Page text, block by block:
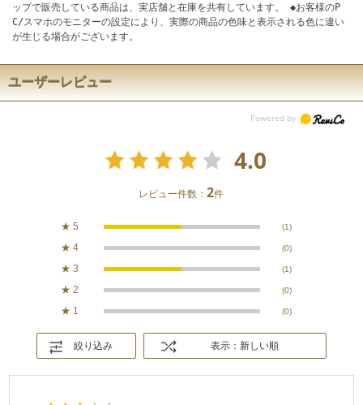
ップで販売している商品は、実店舗と在庫を共有しています。 ◆お客様のP
C/スマホのモニターの設定により、実際の商品の色味と表示される色に違い
が生じる場合がございます。
ユーザーレビュー
4.0
レビュー件数：2件
★ 5 (1)
★ 4 (0)
★ 3 (1)
★ 2 (0)
★ 1 (0)
絞り込み 表示：新しい順